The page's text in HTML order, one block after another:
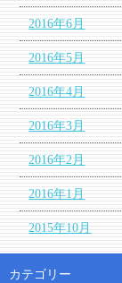
2016年6月
2016年5月
2016年4月
2016年3月
2016年2月
2016年1月
2015年10月
カテゴリー